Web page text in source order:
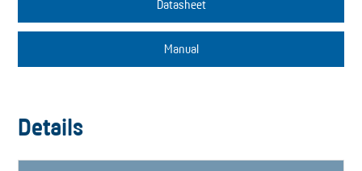
Datasheet
Manual
Details